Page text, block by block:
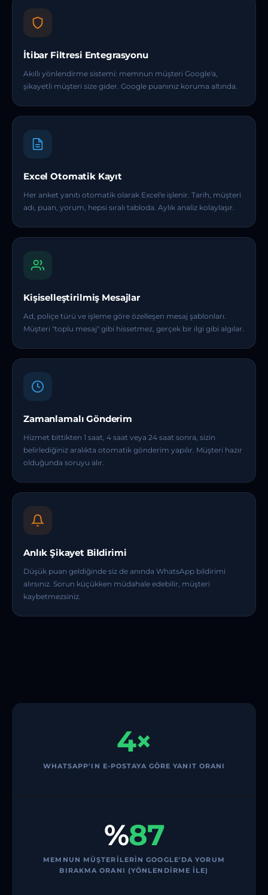
İtibar Filtresi Entegrasyonu
Akıllı yönlendirme sistemi: memnun müşteri Google'a,
şikayetli müşteri size gider. Google puanınız koruma altında.
Excel Otomatik Kayıt
Her anket yanıtı otomatik olarak Excel'e işlenir. Tarih, müşteri
adı, puan, yorum, hepsi sıralı tabloda. Aylık analiz kolaylaşır.
Kişiselleştirilmiş Mesajlar
Ad, poliçe türü ve işleme göre özelleşen mesaj şablonları.
Müşteri "toplu mesaj" gibi hissetmez, gerçek bir ilgi gibi algılar.
Zamanlamalı Gönderim
Hizmet bittikten 1 saat, 4 saat veya 24 saat sonra, sizin
belirlediğiniz aralıkta otomatik gönderim yapılır. Müşteri hazır
olduğunda soruyu alır.
Anlık Şikayet Bildirimi
Düşük puan geldiğinde siz de anında WhatsApp bildirimi
alırsınız. Sorun küçükken müdahale edebilir, müşteri
kaybetmezsiniz.
4×
WHATSAPP'IN E-POSTAYA GÖRE YANIT ORANI
%87
MEMNUN MÜŞTERILERIN GOOGLE'DA YORUM
BIRAKMA ORANI (YÖNLENDIRME ILE)